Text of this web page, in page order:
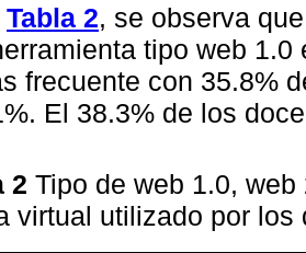
Tabla 2, se observa
tipo web
frecuente con 35.8%
El 38.3% de los
2 Tipo de web 1.0,
virtual utilizado por